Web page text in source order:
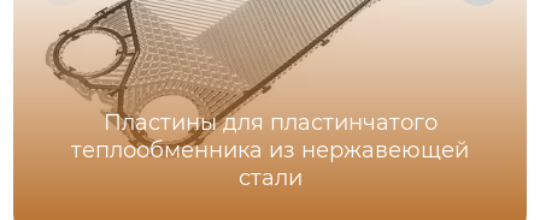
Пластины для пластинчатого
теплообменника из нержавеющей
стали